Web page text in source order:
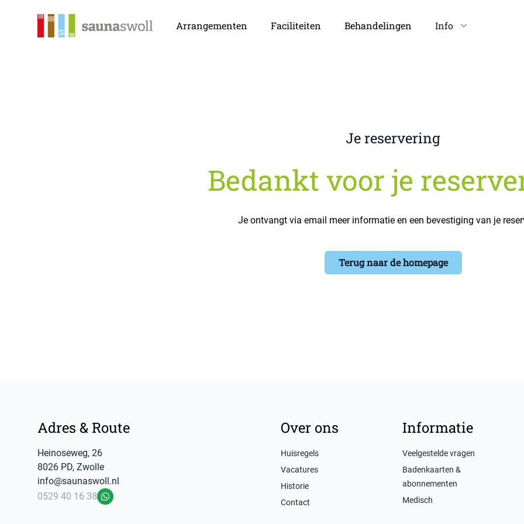
Sauna Swoll Arrangementen Faciliteiten Behandelingen Info
Je reservering
Bedankt voor je
Je ontvangt via email meer informatie en een bevestiging van je
Terug naar de homepage
Adres & Route
Heinoseweg, 26
8026 PD, Zwolle
info@saunaswoll.nl
0529 40 16 38
WhatsApp
Over ons
Huisregels
Vacatures
Historie
Contact
Informatie
Veelgestelde vragen
Badenkaarten &
abonnementen
Medisch